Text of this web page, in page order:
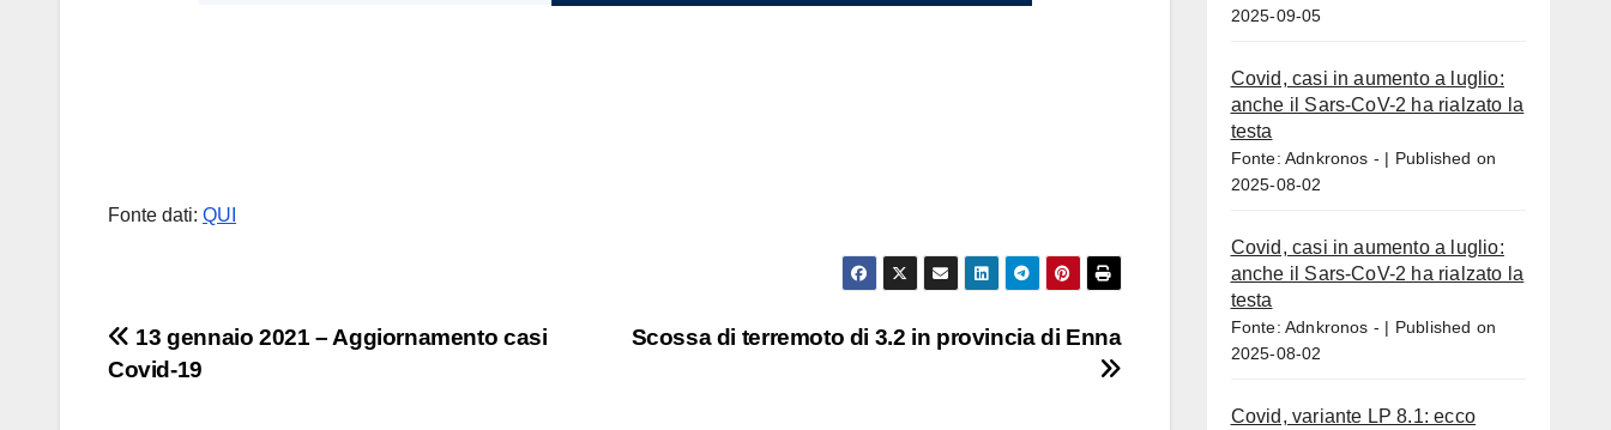
Fonte dati: QUI
Navigazione
Scossa di terremoto di 3.2 in provincia di Enna
13 gennaio 2021 – Aggiornamento casi
Covid-19
2025-09-05
Covid, casi in aumento a luglio:
anche il Sars-CoV-2 ha rialzato la
testa
Fonte: Adnkronos -
Published on
2025-08-02
Covid, casi in aumento a luglio:
anche il Sars-CoV-2 ha rialzato la
testa
Fonte: Adnkronos -
Published on
2025-08-02
Covid, variante LP 8.1: ecco